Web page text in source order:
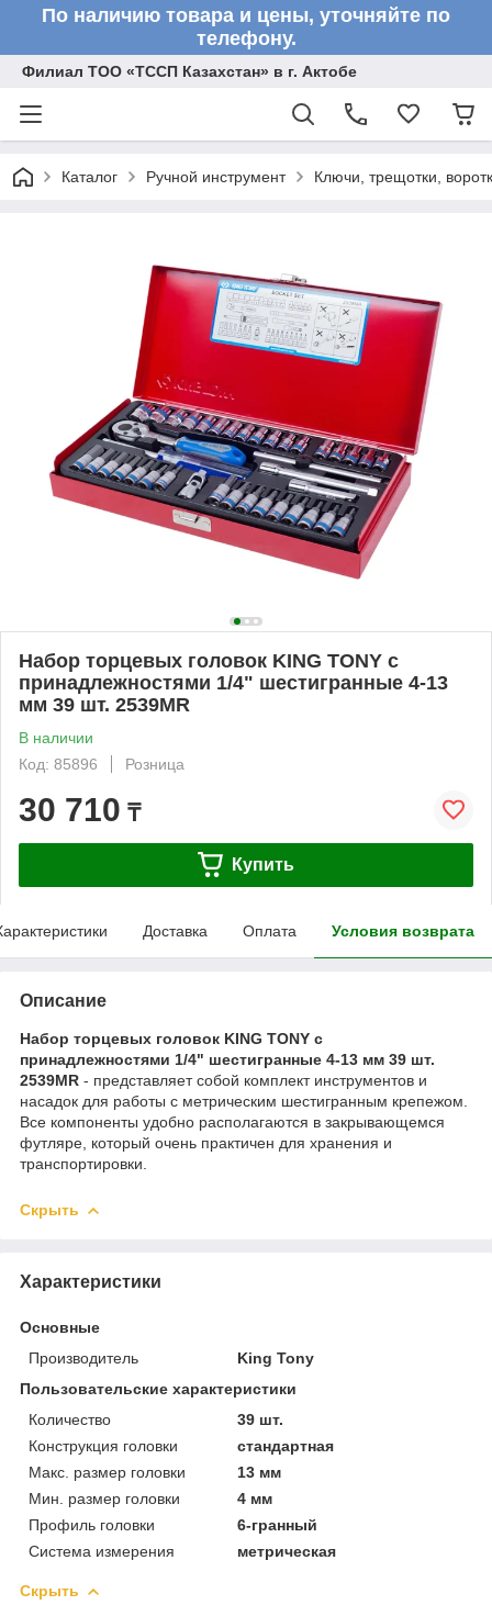
По наличию товара и цены, уточняйте по
телефону.
Филиал ТОО «ТССП Казахстан» в г. Актобе
Каталог Ручной инструмент Ключи, трещотки,
Набор торцевых головок KING TONY с
принадлежностями 1/4" шестигранные 4-13
мм 39 шт. 2539MR
В наличии
Код: 85896
Розница
30 710 ₸
Купить
Доставка Оплата Условия возврата
Описание
Набор торцевых головок KING TONY с
принадлежностями 1/4" шестигранные 4-13 мм 39 шт.
2539MR - представляет собой комплект инструментов и
насадок для работы с метрическим шестигранным крепежом.
Все компоненты удобно располагаются в закрывающемся
футляре, который очень практичен для хранения и
транспортировки.
Скрыть
Характеристики
Основные
Производитель
King Tony
Пользовательские характеристики
Количество
39 шт.
Конструкция головки
стандартная
Макс. размер головки
13 мм
Мин. размер головки
4 мм
Профиль головки
6-гранный
Система измерения
метрическая
Скрыть